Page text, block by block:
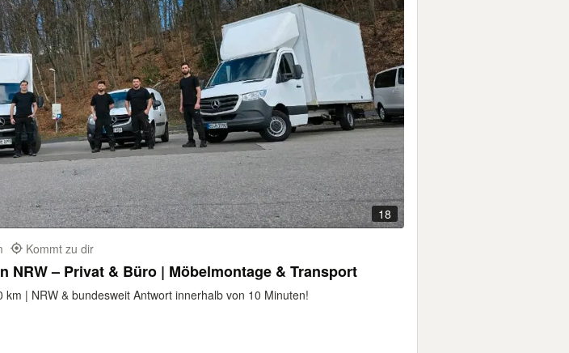
18
Kommt zu dir
NRW – Privat & Büro | Möbelmontage & Transport
km | NRW & bundesweit Antwort innerhalb von 10 Minuten!